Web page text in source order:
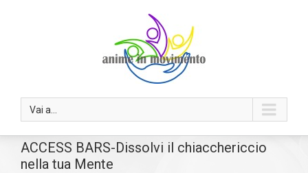
Vai a...
ACCESS BARS-Dissolvi il chiacchericcio
nella tua Mente